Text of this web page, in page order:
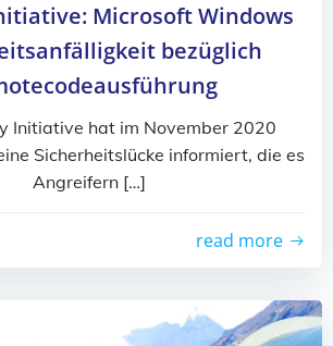
Microsoft Windows
bezüglich
Initiative hat im November 2020
Sicherheitslücke informiert, die es
Angreifern […]
read more